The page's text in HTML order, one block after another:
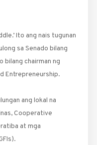
Ito ang nais tugunan
sa Senado bilang
bilang chairman ng
Entrepreneurship.
ang lokal na
Cooperative
at mga